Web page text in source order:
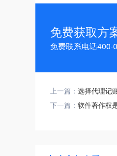
免费获取方
免费联系电话400-
上一篇： 选择代理记
下一篇： 软件著作权